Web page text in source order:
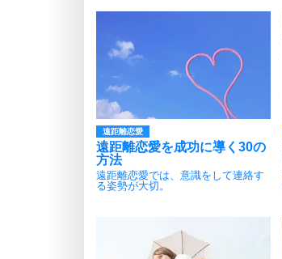
遠距離恋愛
遠距離恋愛を成功に導く30の
方法
遠距離恋愛では、意識をして連絡す
る姿勢が大切。